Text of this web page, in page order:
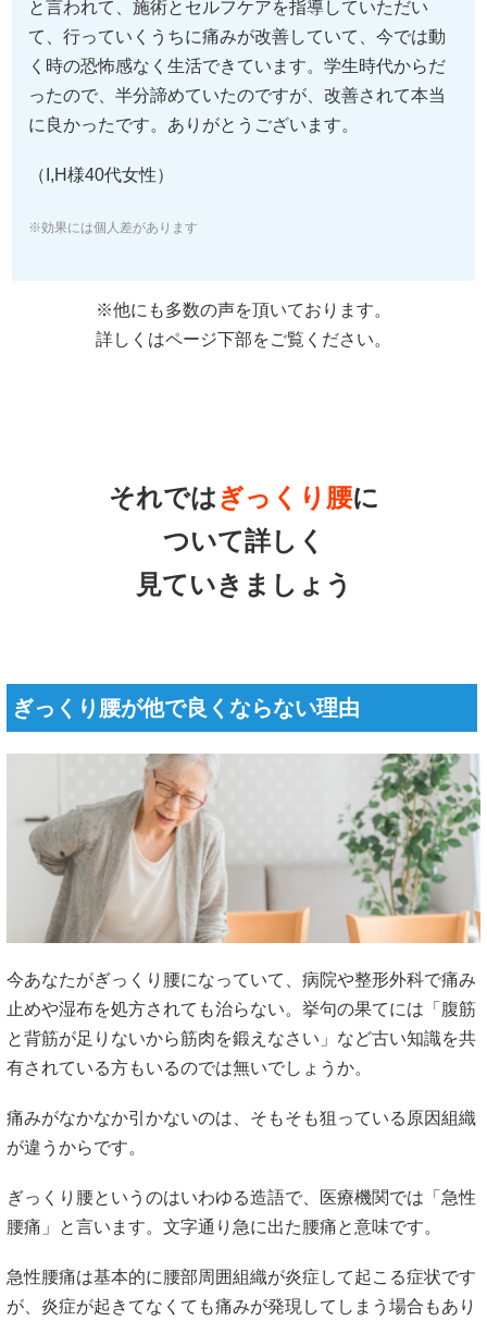
※他にも多数の声を頂いております。
詳しくはページ下部をご覧ください。
ついて詳しく
今あなたがぎっくり腰になっていて、病院や整形外科で痛み
止めや湿布を処方されても治らない。挙句の果てには「腹筋
有されている方もいるのでは無いでしょうか。
痛みがなかなか引かないのは、そもそも狙っている原因組織
が違うからです。
ぎっくり腰というのはいわゆる造語で、医療機関では「急性
腰痛」と言います。文字通り急に出た腰痛と意味です。
急性腰痛は基本的に腰部周囲組織が炎症して起こる症状です
が、炎症が起きてなくても痛みが発現してしまう場合もあり
ます。当院でも「ぎっくり腰で施術お願いしたいです」とい
うご連絡はきますが、ほとんどの方が炎症性の痛みではあり
では何の痛みなのか、これは腰椎の過剰運動で起こっていま
身体はつながっていると言う言葉は良く聞くと思いますが、
場所ではないので、隣接している関節の問題であったり、筋
肉の問題が大きく関わってきます。